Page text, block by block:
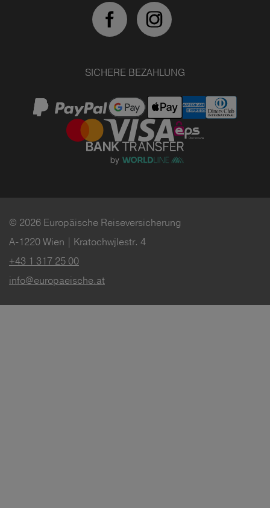
SICHERE BEZAHLUNG
© 2026 Europäische Reiseversicherung
A-1220 Wien | Kratochwjlestr. 4
+43 1 317 25 00
info@europaeische.at